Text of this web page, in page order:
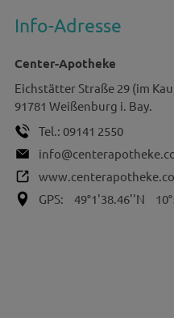
Info-Adresse
Center-Apotheke
Eichstätter Straße 29 (im
91781 Weißenburg i. Bay.
Tel.: 09141 2550
GPS:
49°1'38.46''N